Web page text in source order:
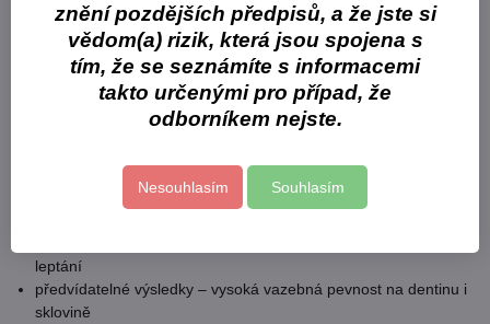
tuhnoucích kompozit
adhezivní cementování nepřímých náhrad pomocí světlem a
duálně tuhnoucích upevňovacích kompozit
intraorální opravy odlomených kompozitních a kompomerových
desenzibilizace hypersenzitivních krčkových oblastí
provizorním/definitivním cementováním nepřímých náhrad
efektivní forma balení – každé balení 2 ml VivaPen až pro 190
leptání
předvídatelné výsledky – vysoká vazebná pevnost na dentinu i
sklovině
znění pozdějších předpisů, a že jste si
vědom(a) rizik, která jsou spojena s
tím, že se seznámíte s informacemi
takto určenými pro případ, že
odborníkem nejste.
Nesouhlasím Souhlasím